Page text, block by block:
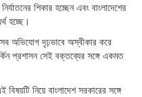
শিকার হচ্ছেন এবং বাংলাদেশের
হচ্ছে।
সব অভিযোগ দৃঢ়ভাবে অস্বীকার করে
প্রশাসন সেই বক্তব্যের সঙ্গে একমত
বিষয়টি নিয়ে বাংলাদেশ সরকারের সঙ্গে